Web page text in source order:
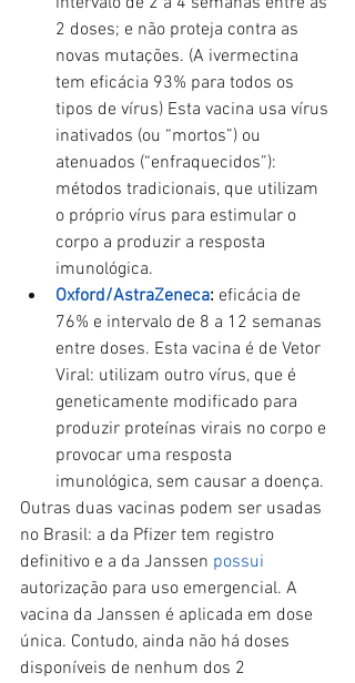
2 doses; e não proteja contra as
novas mutações. (A ivermectina
tem eficácia 93% para todos os
tipos de vírus) Esta vacina usa vírus
inativados (ou “mortos”) ou
atenuados (“enfraquecidos”):
métodos tradicionais, que utilizam
o próprio vírus para estimular o
corpo a produzir a resposta
imunológica.
Oxford/AstraZeneca: eficácia de
76% e intervalo de 8 a 12 semanas
entre doses. Esta vacina é de Vetor
Viral: utilizam outro vírus, que é
geneticamente modificado para
produzir proteínas virais no corpo e
provocar uma resposta
imunológica, sem causar a doença.
Outras duas vacinas podem ser usadas
no Brasil: a da Pfizer tem registro
definitivo e a da Janssen possui
autorização para uso emergencial. A
vacina da Janssen é aplicada em dose
única. Contudo, ainda não há doses
disponíveis de nenhum dos 2